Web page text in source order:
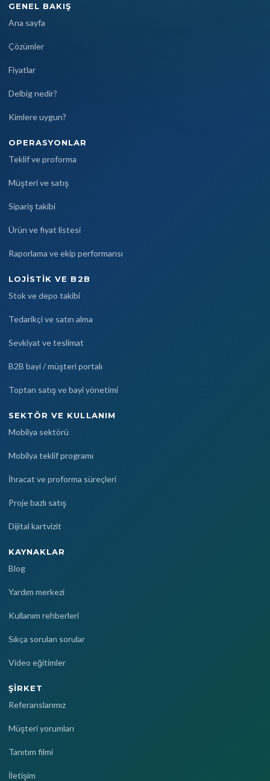
GENEL BAKIŞ
Ana sayfa
Çözümler
Fiyatlar
Delbig nedir?
Kimlere uygun?
OPERASYONLAR
Teklif ve proforma
Müşteri ve satış
Sipariş takibi
Ürün ve fiyat listesi
Raporlama ve ekip performansı
LOJISTIK VE B2B
Stok ve depo takibi
Tedarikçi ve satın alma
Sevkiyat ve teslimat
B2B bayi / müşteri portalı
Toptan satış ve bayi yönetimi
SEKTÖR VE KULLANIM
Mobilya sektörü
Mobilya teklif programı
İhracat ve proforma süreçleri
Proje bazlı satış
Dijital kartvizit
KAYNAKLAR
Blog
Yardım merkezi
Kullanım rehberleri
Sıkça sorulan sorular
Video eğitimler
ŞIRKET
Referanslarımız
Müşteri yorumları
Tanıtım filmi
İletişim